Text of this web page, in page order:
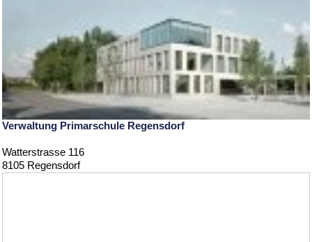
Verwaltung Primarschule Regensdorf
Watterstrasse 116
8105 Regensdorf